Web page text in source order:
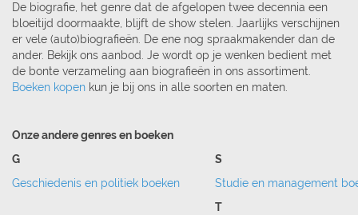
De biografie, het genre dat de afgelopen twee decennia een
bloeitijd doormaakte, blijft de show stelen. Jaarlijks verschijnen
er vele (auto)biografieën. De ene nog spraakmakender dan de
ander. Bekijk ons aanbod. Je wordt op je wenken bedient met
de bonte verzameling aan biografieën in ons assortiment.
Boeken kopen kun je bij ons in alle soorten en maten.
Onze andere genres en boeken
G
Geschiedenis en politiek boeken
S
Studie en management
T